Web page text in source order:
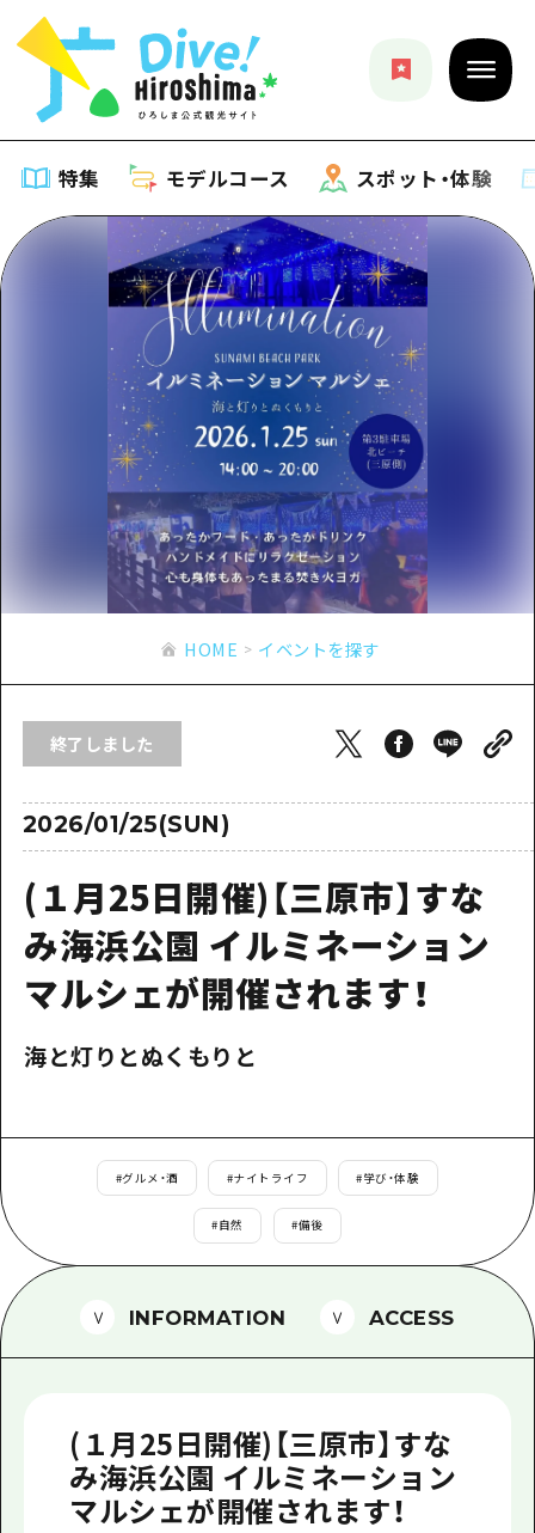
特集 モデルコース スポット・体験
特集
特集一覧
おすすめ
アート
イベント・祭り
グルメ・酒
サイクリング
ショッピング
ナイトライフ
世界遺産
学び・体験
歴史・文化
癒し
自然
モデルコース
モデルコース一覧
Dive! Hiroshima 公式ガイド
広島もしもトラベル
あたらしい非日常
広島市周辺
安芸
備後
宮島周辺
山口県東部
弾丸
日帰り
1泊2日
スポット・体験
スポット・体験一覧
広島市周辺
安芸
備後
備北
宮島周辺
山口県東部
愛媛県
島根県
イベント
旬情報
お役立ち情報
アクセス
二次交通まとめ
施設の混雑状況のお知らせ
手荷物預かり・配送サービス
広島おもてなしパス
HIROSHIMA FREE Wi-Fi
観光案内所
ボランティアガイド
ユニバーサルツーリズム
フォトダウンロード
関連リンク
HOME
お問い合わせ
事業者・学校関係者の皆さま
HOME イベントを探す
終了しました
2026/01/25(SUN)
(１月25日開催)【三原市】すな
み海浜公園 イルミネーション
マルシェが開催されます！
海と灯りとぬくもりと
#グルメ・酒 #ナイトライフ #学び・体験
#自然 #備後
INFORMATION ACCESS
(１月25日開催)【三原市】すな
み海浜公園 イルミネーション
マルシェが開催されます！